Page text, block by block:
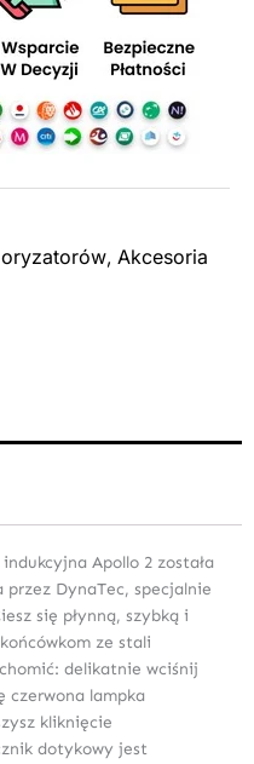
, Akcesoria
Apollo 2 została
DynaTec, specjalnie
się płynną, szybką i
ze stali
delikatnie wciśnij
czerwona lampka
kliknięcie
dotykowy jest